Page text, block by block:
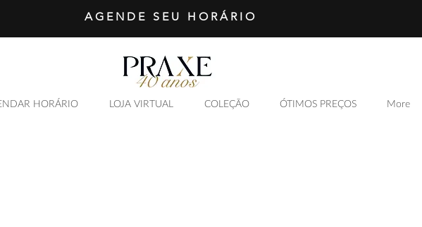
AGENDE SEU HORÁRIO
HORÁRIO LOJA VIRTUAL COLEÇÃO ÓTIMOS PREÇOS More